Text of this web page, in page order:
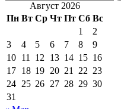
Август 2026
Пн Вт Ср Чт Пт Сб Вс
1
2
3
4 5 6 7 8
9
10 11 12 13 14 15 16
17 18 19 20 21 22 23
24 25 26 27 28 29 30
31